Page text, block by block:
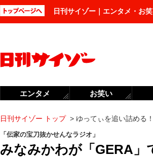
日刊サイゾー｜エンタメ・お
日刊サイゾー トップ > ゆってぃを追い詰める！
「伝家の宝刀抜かせんなラジオ」
みなみかわが「GERA」
エンタメ お笑い